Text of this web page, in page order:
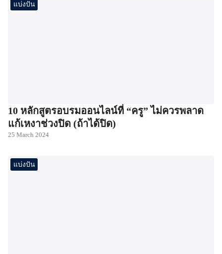
แบ่งปัน
10 หลักสูตรอบรมออนไลน์ที่ “ครู” ไม่ควรพลาด
แก้เหงาช่วงปิด (ถ้าได้ปิด)
25 March 2024
แบ่งปัน